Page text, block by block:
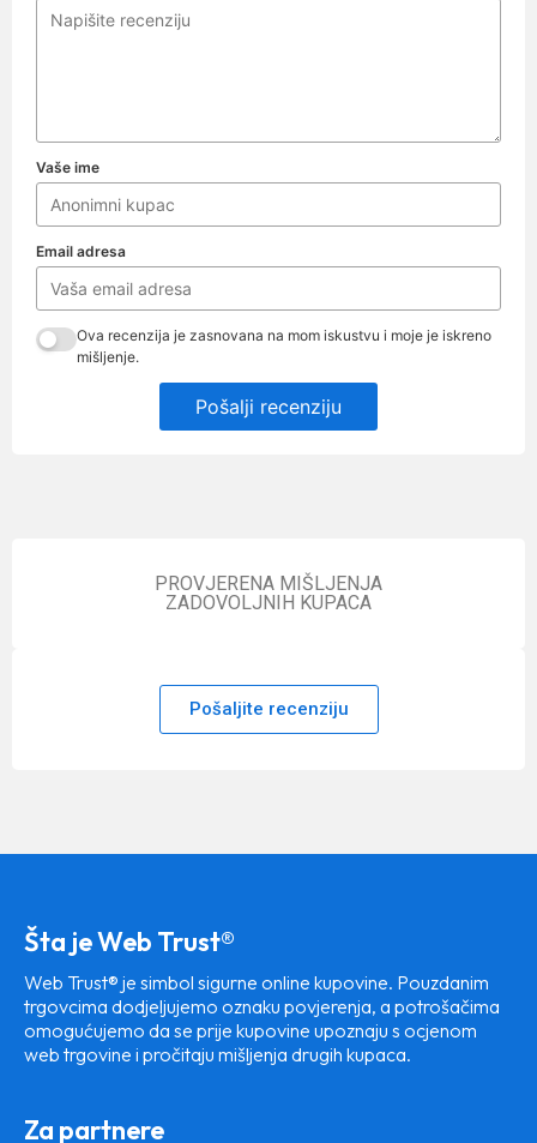
Vaše ime
Email adresa
Ova recenzija je zasnovana na mom iskustvu i moje je iskreno
mišljenje.
Pošalji recenziju
PROVJERENA MIŠLJENJA
ZADOVOLJNIH KUPACA
Pošaljite recenziju
Šta je Web Trust®
Web Trust® je simbol sigurne online kupovine. Pouzdanim
trgovcima dodjeljujemo oznaku povjerenja, a potrošačima
omogućujemo da se prije kupovine upoznaju s ocjenom
web trgovine i pročitaju mišljenja drugih kupaca.
Za partnere